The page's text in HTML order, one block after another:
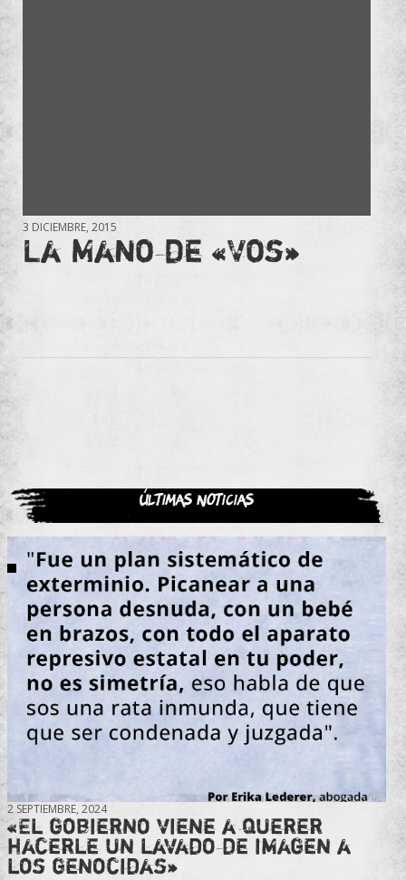
3 DICIEMBRE, 2015
La Mano de «Vos»
Últimas noticias
2 SEPTIEMBRE, 2024
«El gobierno viene a querer
hacerle un lavado de imagen a
los genocidas»